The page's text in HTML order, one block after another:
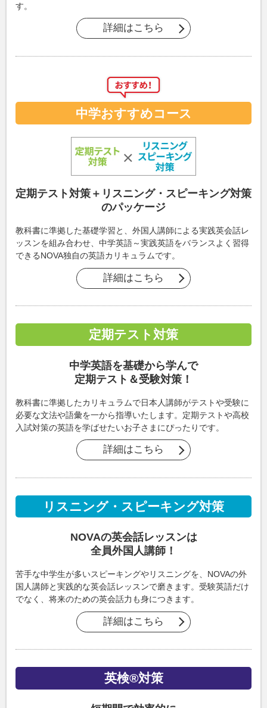
す。
詳細はこちら
中学おすすめコース
定期テスト対策＋リスニング・スピーキング対策
のパッケージ
教科書に準拠した基礎学習と、外国人講師による実践英会話レ
ッスンを組み合わせ、中学英語～実践英語をバランスよく習得
できるNOVA独自の英語カリキュラムです。
詳細はこちら
定期テスト対策
中学英語を基礎から学んで
定期テスト＆受験対策！
教科書に準拠したカリキュラムで日本人講師がテストや受験に
必要な文法や語彙を一から指導いたします。定期テストや高校
入試対策の英語を学ばせたいお子さまにぴったりです。
詳細はこちら
リスニング・スピーキング対策
NOVAの英会話レッスンは
全員外国人講師！
苦手な中学生が多いスピーキングやリスニングを、NOVAの外
国人講師と実践的な英会話レッスンで磨きます。受験英語だけ
でなく、将来のための英会話力も身につきます。
詳細はこちら
英検®対策